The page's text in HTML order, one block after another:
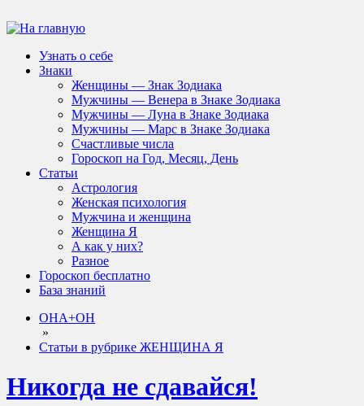
Узнать о себе
Знаки
Женщины — Знак Зодиака
Мужчины — Венера в Знаке Зодиака
Мужчины — Луна в Знаке Зодиака
Мужчины — Марс в Знаке Зодиака
Счастливые числа
Гороскоп на Год, Месяц, День
Статьи
Астрология
Женская психология
Мужчина и женщина
Женщина Я
А как у них?
Разное
Гороскоп бесплатно
База знаний
ОНА+ОН
»
Статьи в рубрике ЖЕНЩИНА Я
Никогда не сдавайся!